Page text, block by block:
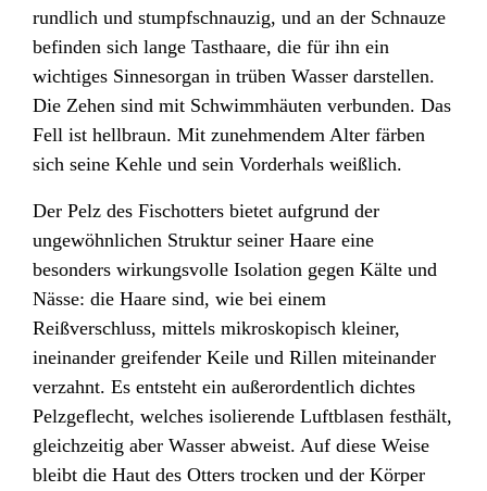
rundlich und stumpfschnauzig, und an der Schnauze
befinden sich lange Tasthaare, die für ihn ein
wichtiges Sinnesorgan in trüben Wasser darstellen.
Die Zehen sind mit Schwimmhäuten verbunden. Das
Fell ist hellbraun. Mit zunehmendem Alter färben
sich seine Kehle und sein Vorderhals weißlich.
Der Pelz des Fischotters bietet aufgrund der
ungewöhnlichen Struktur seiner Haare eine
besonders wirkungsvolle Isolation gegen Kälte und
Nässe: die Haare sind, wie bei einem
Reißverschluss, mittels mikroskopisch kleiner,
ineinander greifender Keile und Rillen miteinander
verzahnt. Es entsteht ein außerordentlich dichtes
Pelzgeflecht, welches isolierende Luftblasen festhält,
gleichzeitig aber Wasser abweist. Auf diese Weise
bleibt die Haut des Otters trocken und der Körper